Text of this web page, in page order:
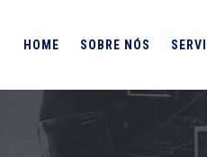
HOME SOBRE NÓS